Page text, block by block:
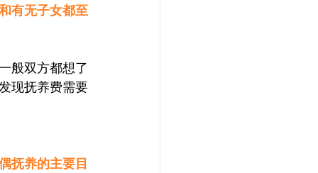
有无子女都至
般双方都想了
现抚养费需要
抚养的主要目